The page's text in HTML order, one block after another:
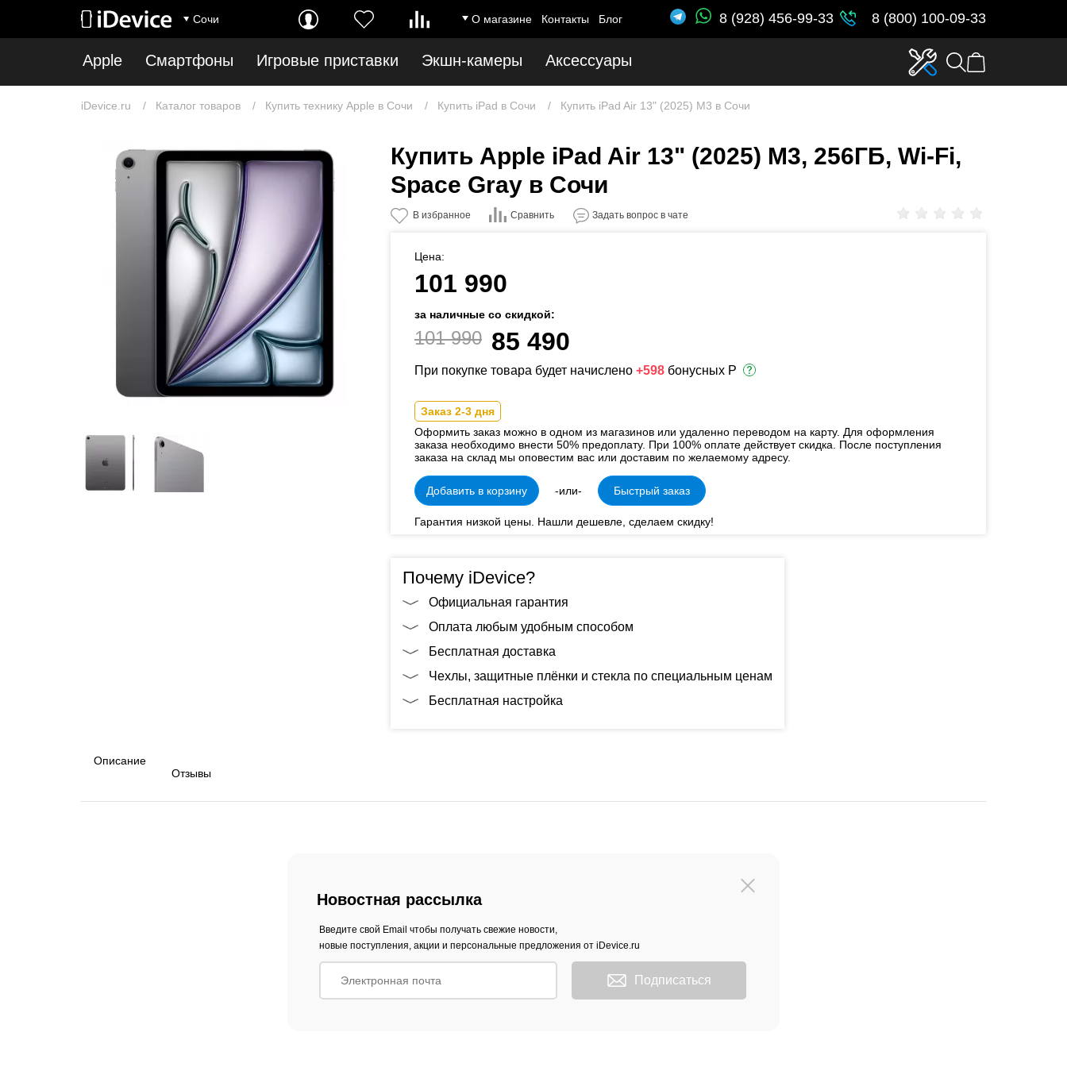
Сочи О магазине Контакты Блог 8 (928) 456-99-33 8 (800) 100-09-33
Apple Смартфоны Игровые приставки Экшн-камеры Аксессуары
iDevice.ru Каталог товаров Купить технику Apple в Сочи Купить iPad в Сочи Купить iPad Air 13" (2025) M3 в Сочи
Купить Apple iPad Air 13" (2025) M3, 256ГБ, Wi-Fi,
Space Gray в Сочи
В избранное Сравнить Задать вопрос в чате
Цена:
101 990
за наличные со скидкой:
101 990 85 490
При покупке товара будет начислено +598 бонусных Р
Заказ 2-3 дня
Оформить заказ можно в одном из магазинов или удаленно переводом на карту. Для оформления
заказа необходимо внести 50% предоплату. При 100% оплате действует скидка. После поступления
заказа на склад мы оповестим вас или доставим по желаемому адресу.
Добавить в корзину -или- Быстрый заказ
Гарантия низкой цены. Нашли дешевле, сделаем скидку!
Почему iDevice?
Официальная гарантия
Оплата любым удобным способом
Бесплатная доставка
Чехлы, защитные плёнки и стекла по специальным ценам
Бесплатная настройка
Описание
Отзывы
Новостная рассылка
Введите свой Email чтобы получать свежие новости,
новые поступления, акции и персональные предложения от iDevice.ru
Подписаться